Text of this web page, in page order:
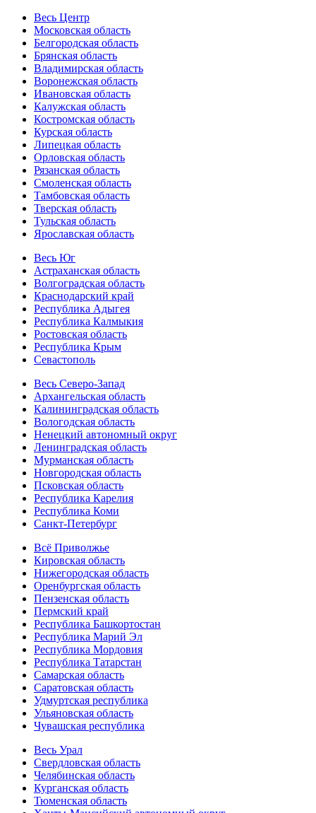
Весь Центр
Московская область
Белгородская область
Брянская область
Владимирская область
Воронежская область
Ивановская область
Калужская область
Костромская область
Курская область
Липецкая область
Орловская область
Рязанская область
Смоленская область
Тамбовская область
Тверская область
Тульская область
Ярославская область
Весь Юг
Астраханская область
Волгоградская область
Краснодарский край
Республика Адыгея
Республика Калмыкия
Ростовская область
Республика Крым
Севастополь
Весь Северо-Запад
Архангельская область
Калининградская область
Вологодская область
Ненецкий автономный округ
Ленинградская область
Мурманская область
Новгородская область
Псковская область
Республика Карелия
Республика Коми
Санкт-Петербург
Всё Приволжье
Кировская область
Нижегородская область
Оренбургская область
Пензенская область
Пермский край
Республика Башкортостан
Республика Марий Эл
Республика Мордовия
Республика Татарстан
Самарская область
Саратовская область
Удмуртская республика
Ульяновская область
Чувашская республика
Весь Урал
Свердловская область
Челябинская область
Курганская область
Тюменская область